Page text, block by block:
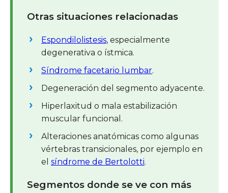
Otras situaciones relacionadas
Espondilolistesis, especialmente
degenerativa o ístmica.
Síndrome facetario lumbar.
Degeneración del segmento adyacente.
Hiperlaxitud o mala estabilización
muscular funcional.
Alteraciones anatómicas como algunas
vértebras transicionales, por ejemplo en
el síndrome de Bertolotti.
Segmentos donde se ve con más